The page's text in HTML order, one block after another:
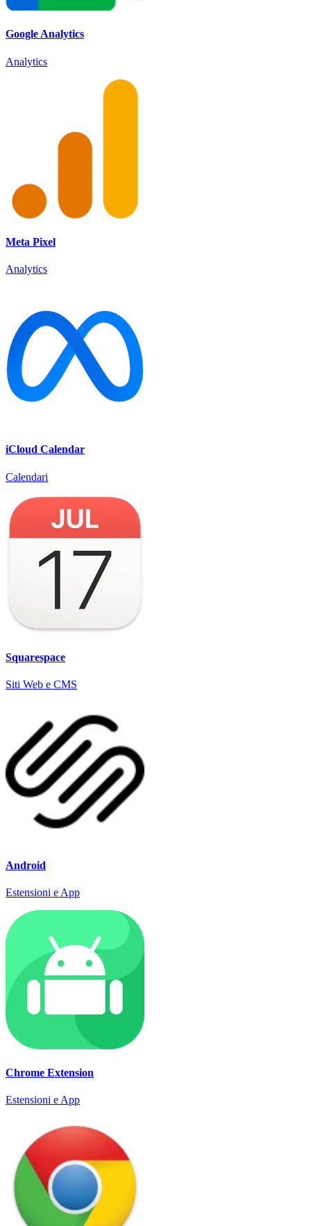
Google Analytics
Analytics
Meta Pixel
Analytics
iCloud Calendar
Calendari
Squarespace
Siti Web e CMS
Android
Estensioni e App
Chrome Extension
Estensioni e App